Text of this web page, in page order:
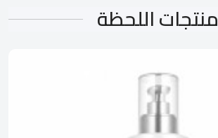
منتجات اللحظة